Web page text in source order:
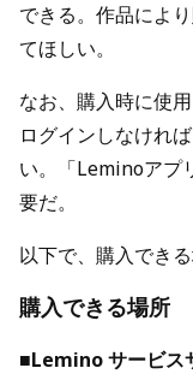
できる。作品によ
てほしい。
なお、購入時に使
ログインしなけれ
い。「Leminoアプ
要だ。
以下で、購入でき
購入できる場所
■Lemino サービス